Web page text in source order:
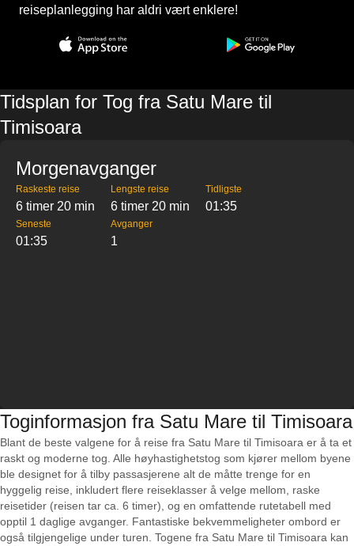
reiseplanlegging har aldri vært enklere!
Tidsplan for Tog fra Satu Mare til
Timisoara
Morgenavganger
Raskeste reise
6 timer 20 min
Lengste reise
6 timer 20 min
Tidligste
01:35
Seneste
01:35
Avganger
1
Toginformasjon fra Satu Mare til Timisoara
Blant de beste valgene for å reise fra Satu Mare til Timisoara er å ta et
raskt og moderne tog. Alle høyhastighetstog som kjører mellom byene
ble designet for å tilby passasjerene alt de måtte trenge for en
hyggelig reise, inkludert flere reiseklasser å velge mellom, raske
reisetider (reisen tar ca. 6 timer), og en omfattende rutetabell med
opptil 1 daglige avganger. Fantastiske bekvemmeligheter ombord er
også tilgjengelige under turen. Togene fra Satu Mare til Timisoara kan